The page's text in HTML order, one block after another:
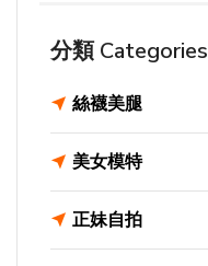
分類 Categories
絲襪美腿
美女模特
正妹自拍